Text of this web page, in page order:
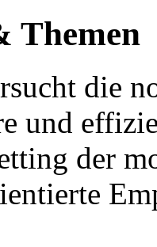
Themen
die
und
der